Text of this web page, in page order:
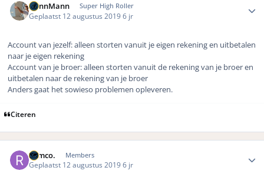
DennMann Super High Roller
Geplaatst 12 augustus 20196 jr
Account van jezelf: alleen storten vanuit je eigen rekening en uitbetalen
naar je eigen rekening
Account van je broer: alleen storten vanuit de rekening van je broer en
uitbetalen naar de rekening van je broer
Anders gaat het sowieso problemen opleveren.
Citeren
Remco. Members
Geplaatst 12 augustus 20196 jr